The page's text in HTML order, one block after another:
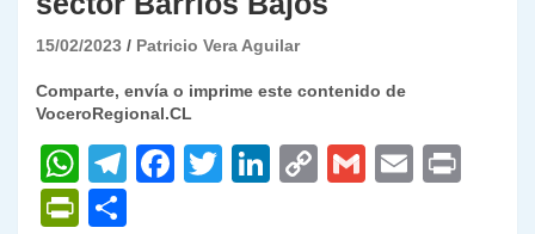
15/02/2023 Patricio Vera Aguilar
Comparte, envía o imprime este contenido de
VoceroRegional.CL
W
h
T
F
T
Li
C
G
E
P